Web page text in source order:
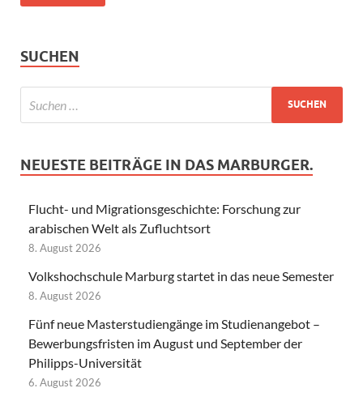
SUCHEN
NEUESTE BEITRÄGE IN DAS MARBURGER.
Flucht- und Migrationsgeschichte: Forschung zur
arabischen Welt als Zufluchtsort
8. August 2026
Volkshochschule Marburg startet in das neue Semester
8. August 2026
Fünf neue Masterstudiengänge im Studienangebot –
Bewerbungsfristen im August und September der
Philipps-Universität
6. August 2026